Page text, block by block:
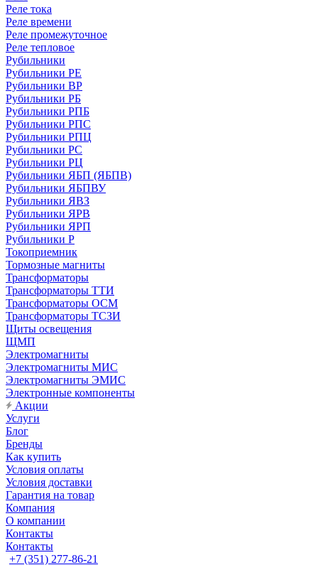
Реле тока
Реле времени
Реле промежуточное
Реле тепловое
Рубильники
Рубильники РЕ
Рубильники ВР
Рубильники РБ
Рубильники РПБ
Рубильники РПС
Рубильники РПЦ
Рубильники РС
Рубильники РЦ
Рубильники ЯБП (ЯБПВ)
Рубильники ЯБПВУ
Рубильники ЯВЗ
Рубильники ЯРВ
Рубильники ЯРП
Рубильники Р
Токоприемник
Тормозные магниты
Трансформаторы
Трансформаторы ТТИ
Трансформаторы ОСМ
Трансформаторы ТСЗИ
Щиты освещения
ЩМП
Электромагниты
Электромагниты МИС
Электромагниты ЭМИС
Электронные компоненты
Акции
Услуги
Блог
Бренды
Как купить
Условия оплаты
Условия доставки
Гарантия на товар
Компания
О компании
Контакты
Контакты
+7 (351) 277-86-21